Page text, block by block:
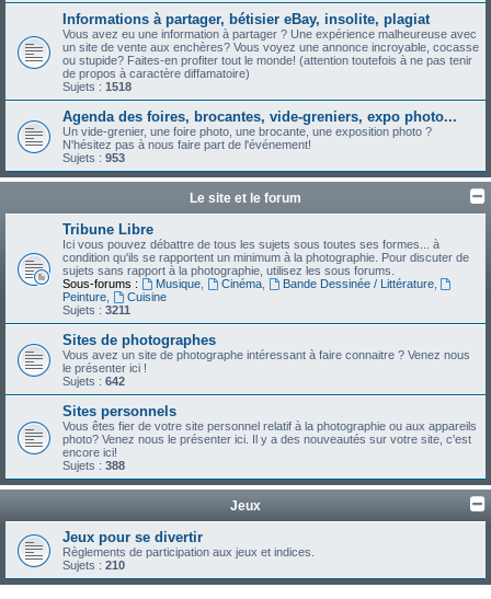
Informations à partager, bétisier eBay, insolite, plagiat
Vous avez eu une information à partager ? Une expérience malheureuse avec
un site de vente aux enchères? Vous voyez une annonce incroyable, cocasse
ou stupide? Faites-en profiter tout le monde! (attention toutefois à ne pas tenir
de propos à caractère diffamatoire)
Sujets : 1518
Agenda des foires, brocantes, vide-greniers, expo photo...
Un vide-grenier, une foire photo, une brocante, une exposition photo ?
N'hésitez pas à nous faire part de l'événement!
Sujets : 953
Le site et le forum
Tribune Libre
Ici vous pouvez débattre de tous les sujets sous toutes ses formes... à
condition qu'ils se rapportent un minimum à la photographie. Pour discuter de
sujets sans rapport à la photographie, utilisez les sous forums.
Sous-forums :
Musique, Cinéma, Bande Dessinée / Littérature,
Peinture
Cuisine
Sujets : 3211
Sites de photographes
Vous avez un site de photographe intéressant à faire connaitre ? Venez nous
le présenter ici !
Sujets : 642
Sites personnels
Vous êtes fier de votre site personnel relatif à la photographie ou aux appareils
photo? Venez nous le présenter ici. Il y a des nouveautés sur votre site, c'est
encore ici!
Sujets : 388
Jeux
Jeux pour se divertir
Règlements de participation aux jeux et indices.
Sujets : 210